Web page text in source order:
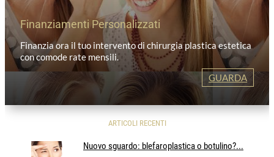
Finanziamenti Personalizzati
Finanzia ora il tuo intervento di chirurgia plastica estetica
con comode rate mensili.
GUARDA
ARTICOLI RECENTI
Nuovo sguardo: blefaroplastica o botulino?...